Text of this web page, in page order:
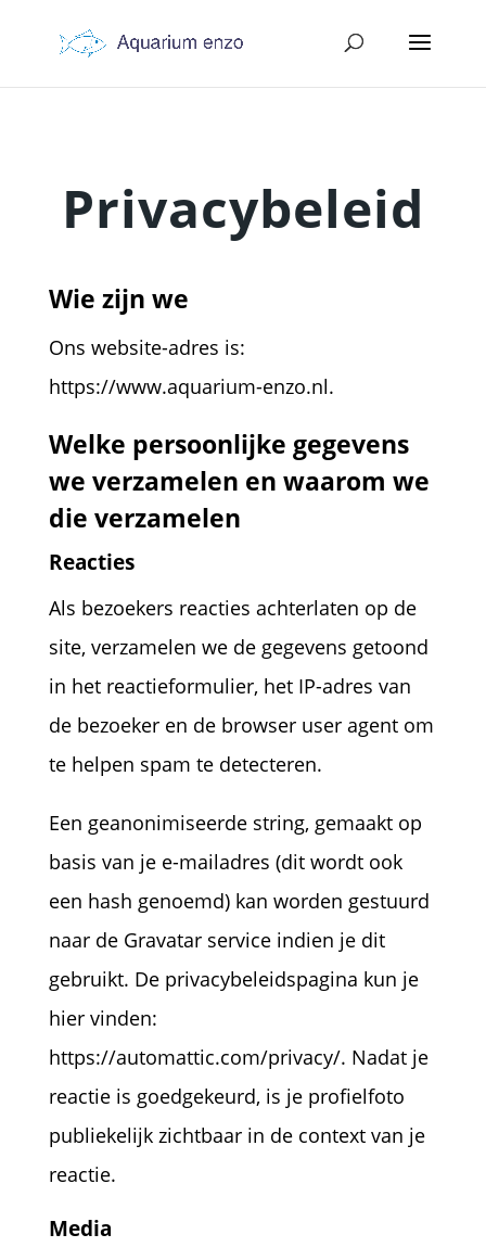
Privacybeleid
Wie zijn we
Ons website-adres is:
https://www.aquarium-enzo.nl.
Welke persoonlijke gegevens
we verzamelen en waarom we
die verzamelen
Reacties
Als bezoekers reacties achterlaten op de
site, verzamelen we de gegevens getoond
in het reactieformulier, het IP-adres van
de bezoeker en de browser user agent om
te helpen spam te detecteren.
Een geanonimiseerde string, gemaakt op
basis van je e-mailadres (dit wordt ook
een hash genoemd) kan worden gestuurd
naar de Gravatar service indien je dit
gebruikt. De privacybeleidspagina kun je
hier vinden:
https://automattic.com/privacy/. Nadat je
reactie is goedgekeurd, is je profielfoto
publiekelijk zichtbaar in de context van je
reactie.
Media